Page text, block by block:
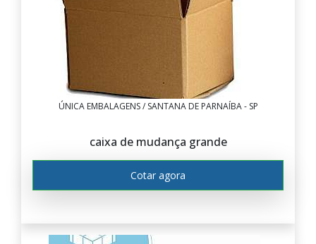
ÚNICA EMBALAGENS / SANTANA DE PARNAÍBA - SP
caixa de mudança grande
Cotar agora